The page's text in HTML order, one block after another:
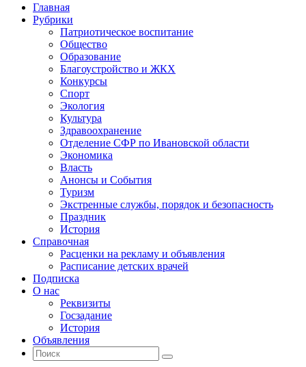
Промотать
содержимому
Главная
Рубрики
Патриотическое воспитание
Общество
Образование
Благоустройство и ЖКХ
Конкурсы
Спорт
Экология
Культура
Здравоохранение
Отделение СФР по Ивановской области
Экономика
Власть
Анонсы и События
Туризм
Экстренные службы, порядок и безопасность
Праздник
История
Справочная
Расценки на рекламу и объявления
Расписание детских врачей
Подписка
О нас
Реквизиты
Госзадание
История
Объявления
Поиск
Искать:
Поиск